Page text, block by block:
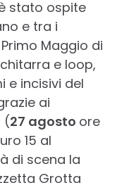
stato ospite
e tra i
Maggio di
e loop,
e incisivi del
ai
(27 agosto ore
15 al
di scena la
Grotta